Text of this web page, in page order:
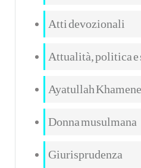
Atti devozionali
Attualità, politica e
Ayatullah
Donna musulmana
Giurisprudenza